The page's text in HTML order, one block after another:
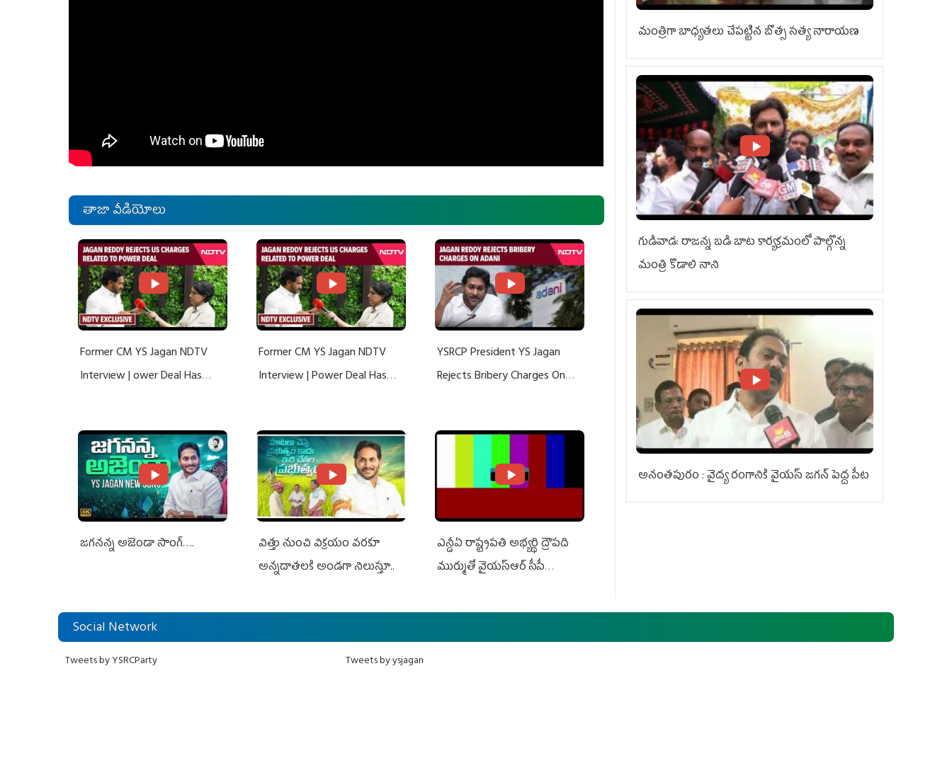
తాజా వీడియోలు
Former CM YS Jagan NDTV
Interview | ower Deal Has
Former CM YS Jagan NDTV
Interview | Power Deal Has
YSRCP President YS Jagan
Rejects Bribery Charges On
జగనన్న అజెండా సాంగ్….
విత్తు నుంచి విక్రయం వరకూ
అన్నదాతలకి అండగా నిలుస్తూ..
ఎన్డీఏ రాష్ట్ర‌ప‌తి అభ్య‌ర్థి ద్రౌప‌ది
ముర్ముతో వైయ‌స్ఆర్ సీపీ
ఎమ్మెల్యేలు, ఎంపీల స‌మావేశం
మంత్రిగా బాధ్యతలు చేపట్టిన బొత్స సత్య నారాయణ
గుడివాడ: రాజన్న బడి బాట కార్యక్రమంలో పాల్గొన్న
మంత్రి కొడాలి నాని
అనంతపురం : వైద్య రంగానికి వైయ‌స్ జ‌గ‌న్ పెద్ద పీట
Social Network
Tweets by YSRCParty Tweets by ysjagan